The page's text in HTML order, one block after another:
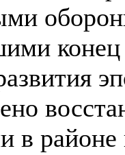
конец
в